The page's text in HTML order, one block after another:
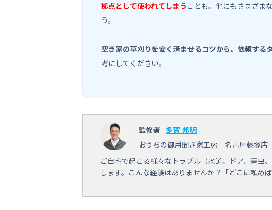
拠点として使われてしまう ことも。他にもさまざま
う。
空き家の草刈りを安く済ませるコツから、依頼する
考にしてください。
監修者 多賀 邦明
おうちの御用聞き家工房 名古屋藤塚
ご自宅で起こる様々なトラブル（水道、ドア、害虫
します。こんな経験はありませんか？「どこに頼め